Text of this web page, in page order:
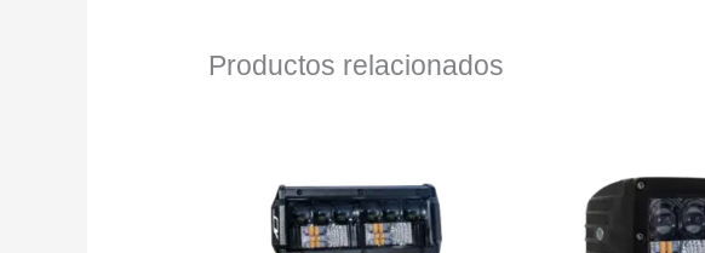
Productos relacionados